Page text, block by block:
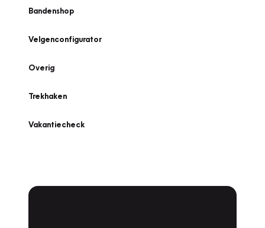
Bandenshop
Velgenconfigurator
Overig
Trekhaken
Vakantiecheck